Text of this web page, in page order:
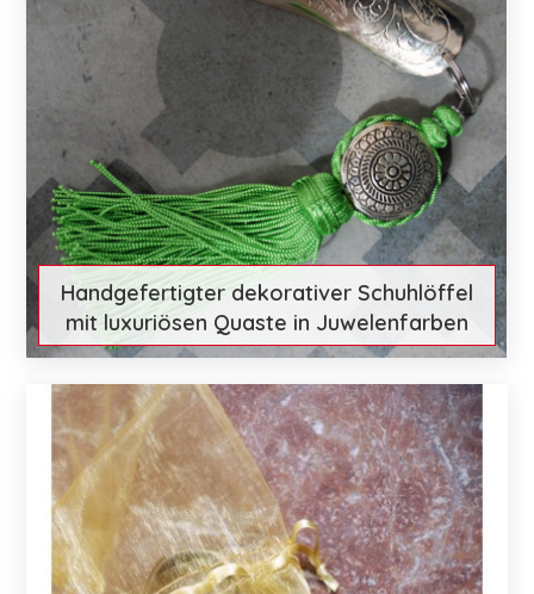
Handgefertigter dekorativer Schuhlöffel
mit luxuriösen Quaste in Juwelenfarben
€ 26 Mehr entdecken